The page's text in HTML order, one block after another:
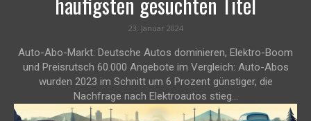
23. Januar 2024
Auto-Abo-Markt: Deutsche Autos dominieren, Elektro-Boom
und Preisrutsch 60.000 Angebote im Vergleich: Auto-Abos
wurden 2023 im Schnitt um 6 Prozent günstiger, die
Nachfrage nach Elektroautos stieg...